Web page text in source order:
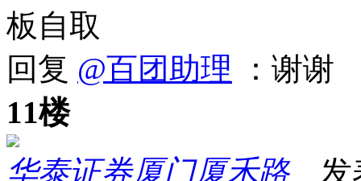
板自取
回复 @百团助理 ：谢谢
11楼
华泰证券厦门厦禾路发